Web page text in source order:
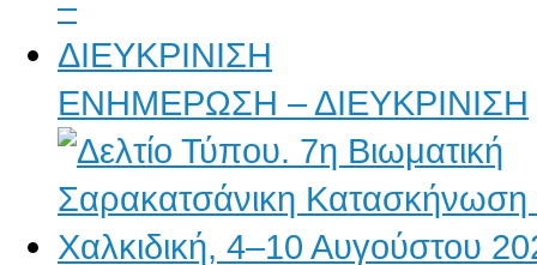
ΕΝΗΜΕΡΩΣΗ – ΔΙΕΥΚΡΙΝΙΣΗ